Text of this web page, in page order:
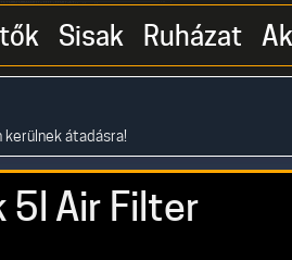
Sisak Ruházat
átadásra!
Air Filter